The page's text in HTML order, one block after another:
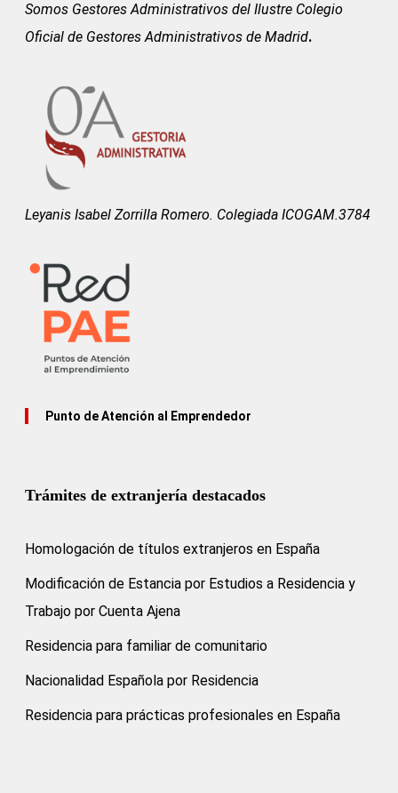
Somos Gestores Administrativos del Ilustre Colegio
Oficial de Gestores Administrativos de Madrid.
Leyanis Isabel Zorrilla Romero. Colegiada ICOGAM.3784
Punto de Atención al Emprendedor
Trámites de extranjería destacados
Homologación de títulos extranjeros en España
Modificación de Estancia por Estudios a Residencia y
Trabajo por Cuenta Ajena
Residencia para familiar de comunitario
Nacionalidad Española por Residencia
Residencia para prácticas profesionales en España